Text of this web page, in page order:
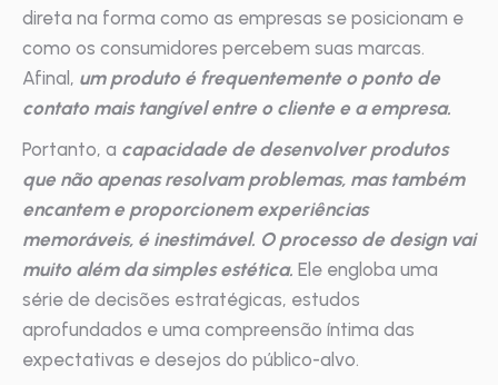
direta na forma como as empresas se posicionam e
como os consumidores percebem suas marcas.
Afinal, um produto é frequentemente o ponto de
contato mais tangível entre o cliente e a empresa.
Portanto, a capacidade de desenvolver produtos
que não apenas resolvam problemas, mas também
encantem e proporcionem experiências
memoráveis, é inestimável. O processo de design vai
muito além da simples estética. Ele engloba uma
série de decisões estratégicas, estudos
aprofundados e uma compreensão íntima das
expectativas e desejos do público-alvo.